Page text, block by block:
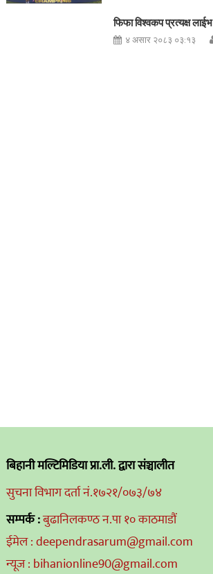
फिफा विश्वकप प्रत्यक्ष लाईभ
४ असार २०८३ ०३:१३
बिहानी मल्टिमिडिया प्रा.ली. द्वारा संञ्चालीत
सुचना विभाग दर्ता नं.१७२१/०७३/७४
सम्पर्क :बुढानिलकण्ठ न.पा १० काठमाडौं
ईमेल : deependrasarum@gmail.com
न्यूज : bihanionline90@gmail.com